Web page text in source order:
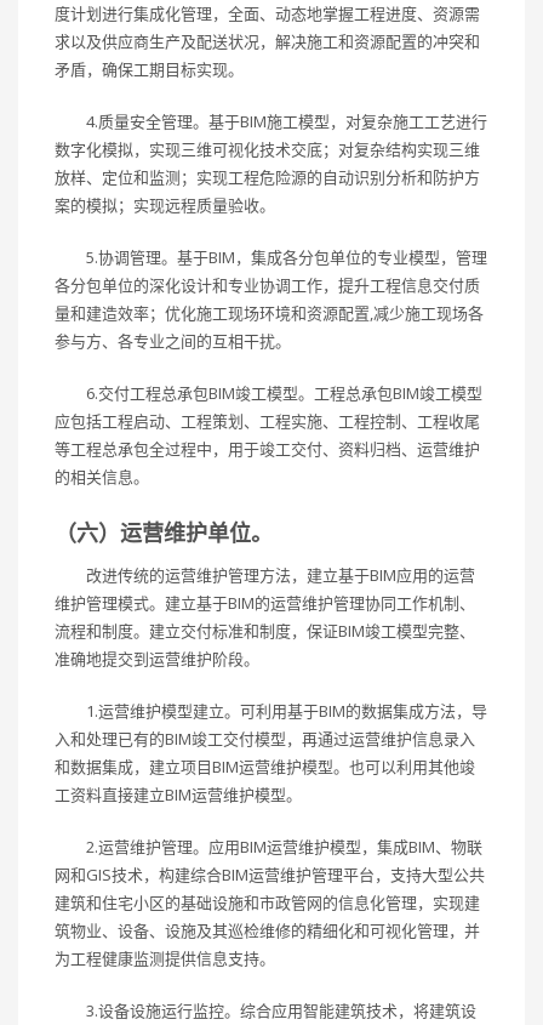
度计划进行集成化管理，全面、动态地掌握工程进度、资源需
求以及供应商生产及配送状况，解决施工和资源配置的冲突和
矛盾，确保工期目标实现。
4.质量安全管理。基于BIM施工模型，对复杂施工工艺进行
数字化模拟，实现三维可视化技术交底；对复杂结构实现三维
放样、定位和监测；实现工程危险源的自动识别分析和防护方
案的模拟；实现远程质量验收。
5.协调管理。基于BIM，集成各分包单位的专业模型，管理
各分包单位的深化设计和专业协调工作，提升工程信息交付质
量和建造效率；优化施工现场环境和资源配置,减少施工现场各
参与方、各专业之间的互相干扰。
6.交付工程总承包BIM竣工模型。工程总承包BIM竣工模型
应包括工程启动、工程策划、工程实施、工程控制、工程收尾
等工程总承包全过程中，用于竣工交付、资料归档、运营维护
的相关信息。
（六）运营维护单位。
改进传统的运营维护管理方法，建立基于BIM应用的运营
维护管理模式。建立基于BIM的运营维护管理协同工作机制、
流程和制度。建立交付标准和制度，保证BIM竣工模型完整、
准确地提交到运营维护阶段。
1.运营维护模型建立。可利用基于BIM的数据集成方法，导
入和处理已有的BIM竣工交付模型，再通过运营维护信息录入
和数据集成，建立项目BIM运营维护模型。也可以利用其他竣
工资料直接建立BIM运营维护模型。
2.运营维护管理。应用BIM运营维护模型，集成BIM、物联
网和GIS技术，构建综合BIM运营维护管理平台，支持大型公共
建筑和住宅小区的基础设施和市政管网的信息化管理，实现建
筑物业、设备、设施及其巡检维修的精细化和可视化管理，并
为工程健康监测提供信息支持。
3.设备设施运行监控。综合应用智能建筑技术，将建筑设